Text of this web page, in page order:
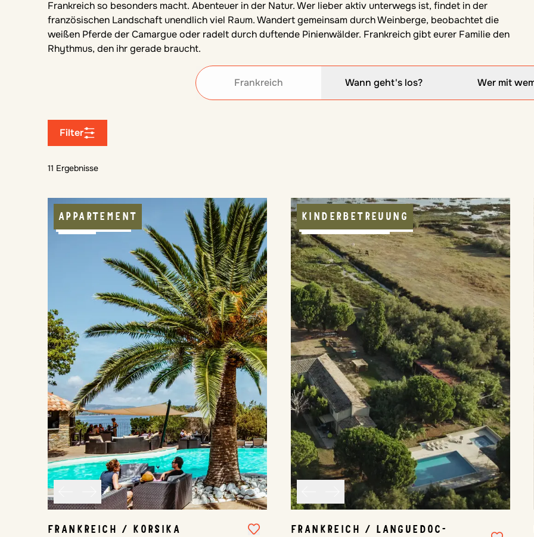
Frankreich so besonders macht. Abenteuer in der Natur. Wer lieber aktiv unterwegs ist, findet in der
französischen Landschaft unendlich viel Raum. Wandert gemeinsam durch Weinberge, beobachtet die
weißen Pferde der Camargue oder radelt durch duftende Pinienwälder. Frankreich gibt eurer Familie den
Rhythmus, den ihr gerade braucht.
Frankreich Wann geht's los? Wer mit
Filter
11 Ergebnisse
APPARTEMENT
FRÜHSTÜCK
POOL
FRANKREICH / KORSIKA
KINDERBETREUUNG
JUGENDPROGRAMM
APPARTEMENT
FRANKREICH / LANGUEDOC-